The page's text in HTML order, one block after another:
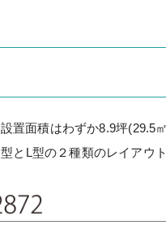
置面積はわずか8.9坪(29.5㎡
とL型の２種類のレイアウ